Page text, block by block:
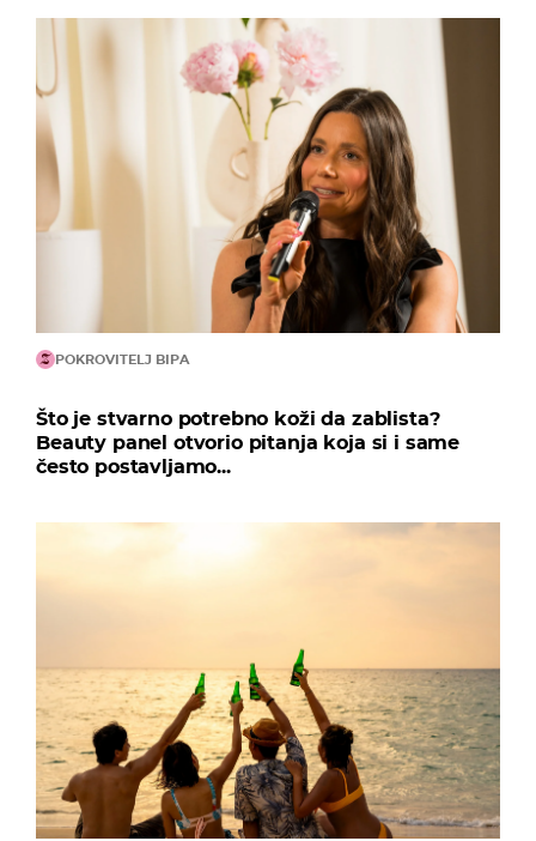
POKROVITELJ BIPA
Što je stvarno potrebno koži da zablista?
Beauty panel otvorio pitanja koja si i same
često postavljamo...